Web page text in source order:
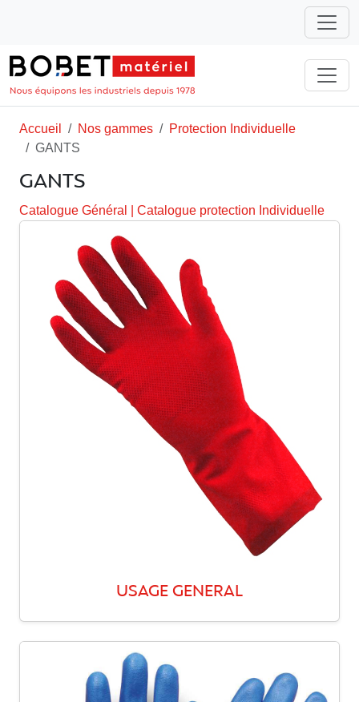
Accueil Nos gammes
Protection Individuelle
GANTS
GANTS
Catalogue Général Catalogue protection Individuelle
USAGE GENERAL